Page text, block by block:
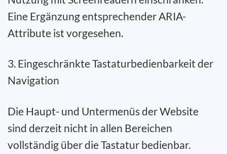
Eine Ergänzung entsprechender ARIA-
Attribute ist vorgesehen.
3. Eingeschränkte Tastaturbedienbarkeit der
Navigation
Die Haupt- und Untermenüs der Website
sind derzeit nicht in allen Bereichen
vollständig über die Tastatur bedienbar.